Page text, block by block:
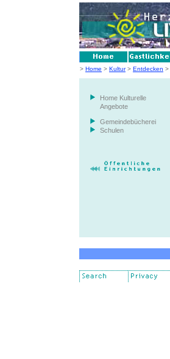
> Home > Kultur> Entdecken >
Home Kulturelle
Angebote
Gemeindebücherei
Schulen